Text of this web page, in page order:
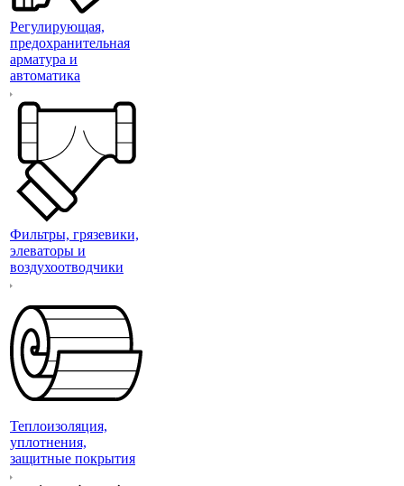
Регулирующая,
предохранительная
арматура и
автоматика
Фильтры, грязевики,
элеваторы и
воздухоотводчики
Теплоизоляция,
уплотнения,
защитные покрытия